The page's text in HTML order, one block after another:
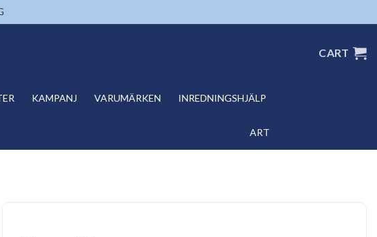
CART
KAMPANJ VARUMÄRKEN INREDNINGSHJÄLP
ART